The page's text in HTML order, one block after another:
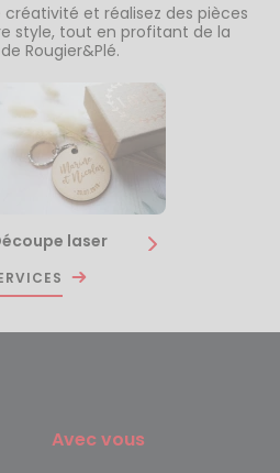
créativité et réalisez des pièces
style, tout en profitant de la
Rougier&Plé.
laser
Avec vous